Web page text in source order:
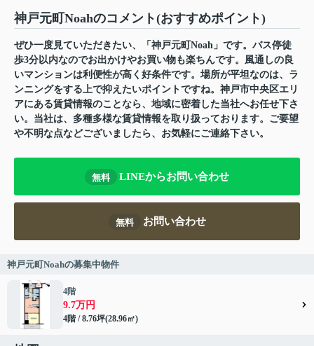
神戸元町Noahのコメント(おすすめポイント)
ぜひ一度見ていただきたい、「神戸元町Noah」です。バス停徒
歩3分以内なのでお出かけやお買い物も楽ちんです。風通しの良
いマンションは利便性が高く好条件です。場所が平坦なのは、ラ
ンニングをする上で抑えたいポイントですね。神戸市中央区エリ
アにある賃貸情報のことなら、地域に密着した当社へお任せ下さ
い。当社は、多種多様な賃貸情報を取り扱っております。ご要望
や不明な点などございましたら、お気軽にご連絡下さい。
無料 LINEからお問い合わせ
無料 お問い合わせ
神戸元町Noahの募集中物件
4階
9.7万円
4階 / 8.76坪(28.96㎡)